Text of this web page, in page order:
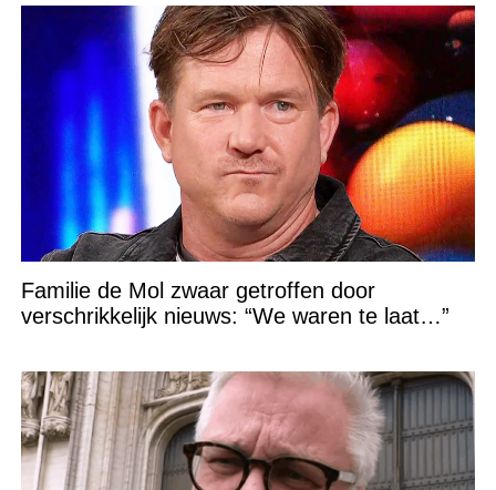
Familie de Mol zwaar getroffen door
verschrikkelijk nieuws: “We waren te laat…”